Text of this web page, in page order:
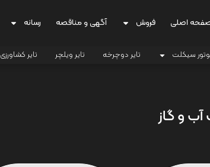
اصلی فروش آگهی و مناقصه رسانه
سیکلت تایر دوچرخه تایر ویلچر تایر کشاورزی
و گاز